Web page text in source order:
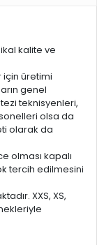
kalite ve
üretimi
genel
teknisyenleri,
olsa da
olarak da
olması kapalı
tercih edilmesini
XXS, XS,